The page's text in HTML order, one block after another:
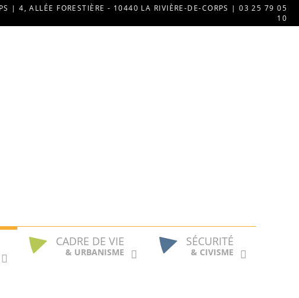
| 4, ALLÉE FORESTIÈRE - 10440 LA RIVIÈRE-DE-CORPS | 03 25 79 05
10
CADRE DE VIE
& URBANISME
SÉCURITÉ
& CIVISME